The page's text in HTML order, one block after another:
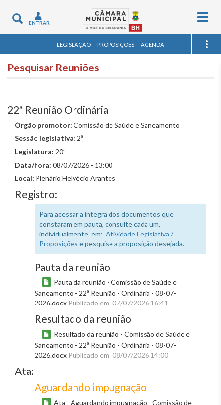
Toggle
navigation
ENTRAR
LEGISLAÇÃO PROPOSIÇÕES AGENDA
Pesquisar Reuniões
22ª Reunião Ordinária
Órgão promotor: Comissão de Saúde e Saneamento
Sessão legislativa: 2ª
Legislatura: 20ª
Data/hora: 08/07/2026 - 13:00
Local: Plenário Helvécio Arantes
Registro:
Para acessar a íntegra dos documentos que
constaram em pauta, consulte cada um,
individualmente, em: Atividade Legislativa /
Proposições e pesquise a proposição desejada.
Pauta da reunião
Pauta da reunião - Comissão de Saúde e
Saneamento - 22ª Reunião - Ordinária - 08-07-
2026.docx Publicado em: 07/07/2026 16:41
Resultado da reunião
Resultado da reunião - Comissão de Saúde e
Saneamento - 22ª Reunião - Ordinária - 08-07-
2026.docx Publicado em: 08/07/2026 14:00
Ata:
Aguardando impugnação
Ata - Aguardando impugnação - Comissão de